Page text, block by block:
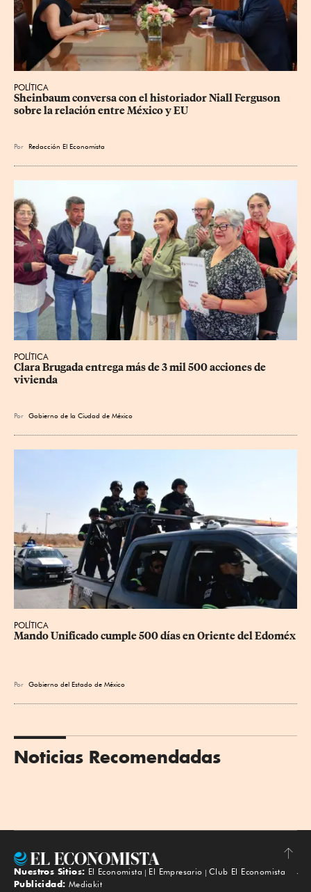
POLÍTICA
Sheinbaum conversa con el historiador Niall Ferguson
sobre la relación entre México y EU
Por Redacción El Economista
POLÍTICA
Clara Brugada entrega más de 3 mil 500 acciones de
vivienda
Por Gobierno de la Ciudad de México
POLÍTICA
Mando Unificado cumple 500 días en Oriente del Edoméx
Por Gobierno del Estado de México
Noticias Recomendadas
Subir
Nuestros Sitios: El Economista El Empresario
Club El Economista
Publicidad: Mediakit